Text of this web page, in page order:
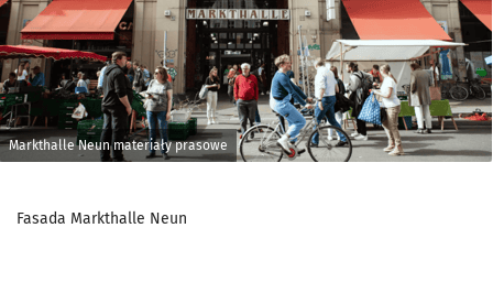
Markthalle Neun materiały prasowe
Fasada Markthalle Neun